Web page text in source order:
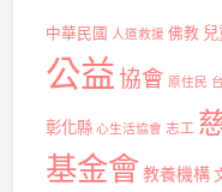
中華民國 人道救援 佛教
公益協會 原住民
彰化縣 心生活協會 志工
基金會教養機構